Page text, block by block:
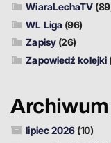
WiaraLechaTV
WL Liga (96)
Zapisy(26)
Zapowiedź kolejki
lipiec 2026 (10)